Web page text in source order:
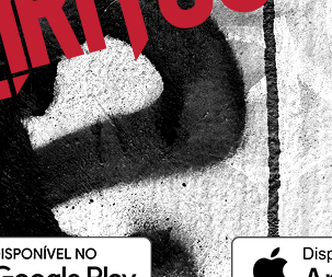
às 07h10
/ PB
R.
Verificado